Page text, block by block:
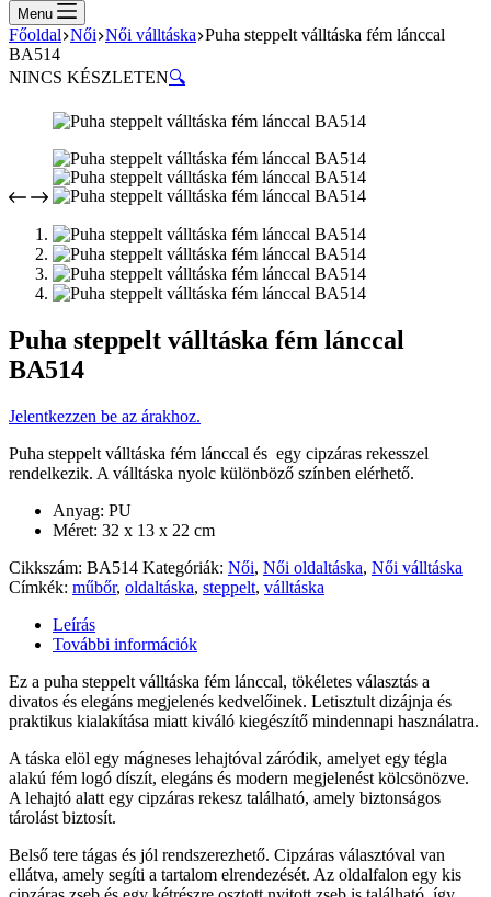
cartMenu
Főoldal Női Női válltáska Puha steppelt válltáska fém lánccal
BA514
NINCS KÉSZLETEN🔍
Puha steppelt válltáska fém lánccal
BA514
Jelentkezzen be az árakhoz.
Puha steppelt válltáska fém lánccal és egy cipzáras rekesszel
rendelkezik. A válltáska nyolc különböző színben elérhető.
Anyag: PU
Méret: 32 x 13 x 22 cm
Cikkszám: BA514 Kategóriák: Női, Női oldaltáska, Női válltáska
Címkék: műbőr, oldaltáska, steppelt, válltáska
Leírás
További információk
Ez a puha steppelt válltáska fém lánccal, tökéletes választás a
divatos és elegáns megjelenés kedvelőinek. Letisztult dizájnja és
praktikus kialakítása miatt kiváló kiegészítő mindennapi használatra.
A táska elöl egy mágneses lehajtóval záródik, amelyet egy tégla
alakú fém logó díszít, elegáns és modern megjelenést kölcsönözve.
A lehajtó alatt egy cipzáras rekesz található, amely biztonságos
tárolást biztosít.
Belső tere tágas és jól rendszerezhető. Cipzáras választóval van
ellátva, amely segíti a tartalom elrendezését. Az oldalfalon egy kis